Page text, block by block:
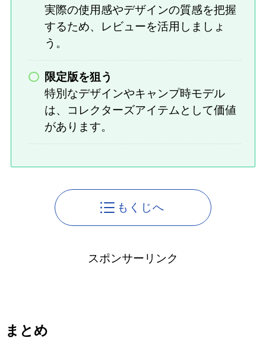
実際の使用感やデザインの質感を把握
するため、レビューを活用しましょ
う。
限定版を狙う
特別なデザインやキャンプ時モデル
は、コレクターズアイテムとして価値
があります。
もくじへ
スポンサーリンク
まとめ